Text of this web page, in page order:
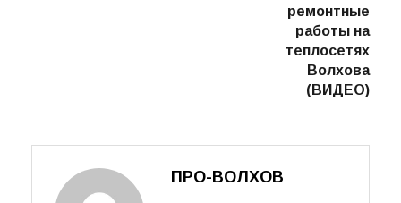
ремонтные
работы на
теплосетях
Волхова
(ВИДЕО)
ПРО-ВОЛХОВ